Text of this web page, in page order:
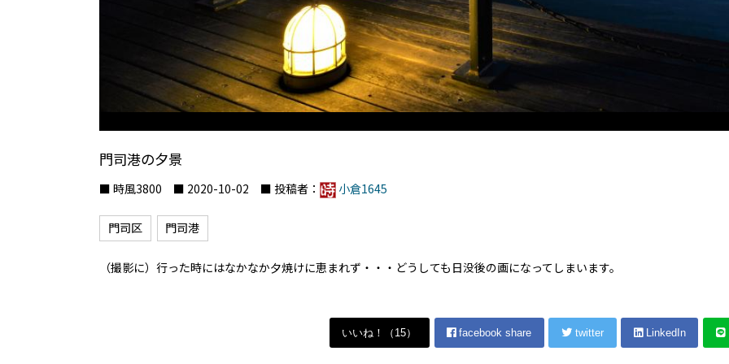
門司港の夕景
■ 時風3800 ■ 2020-10-02 ■ 投稿者： 小倉1645
門司区 門司港
（撮影に）行った時にはなかなか夕焼けに恵まれず・・・どうしても日没後の画になってしまいます。
いいね！（ 15） facebook share twitter LinkedIn